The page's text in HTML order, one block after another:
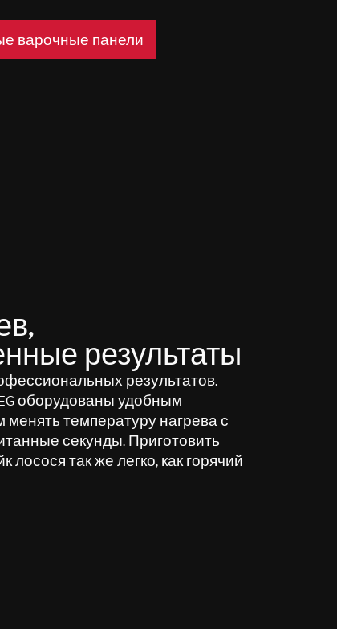
варочные панели
результаты
результатов.
оборудованы удобным
температуру нагрева с
секунды. Приготовить
так же легко, как горячий